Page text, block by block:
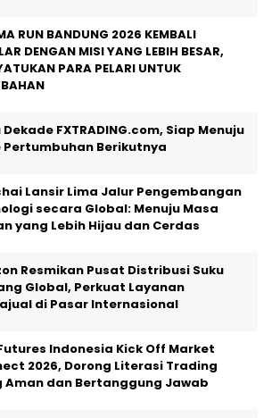
RUN BANDUNG 2026 KEMBALI
DENGAN MISI YANG LEBIH BESAR,
PARA PELARI UNTUK
FXTRADING.com, Siap Menuju
Pertumbuhan Berikutnya
Lansir Lima Jalur Pengembangan
secara Global: Menuju Masa
yang Lebih Hijau dan Cerdas
Resmikan Pusat Distribusi Suku
Global, Perkuat Layanan
di Pasar Internasional
Indonesia Kick Off Market
2026, Dorong Literasi Trading
Aman dan Bertanggung Jawab